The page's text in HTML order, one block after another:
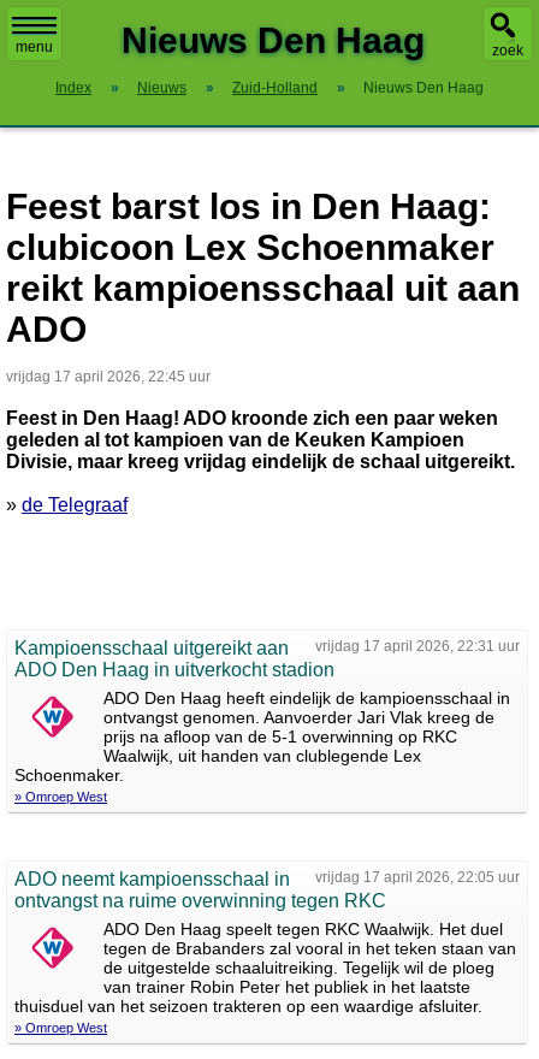
menu zoek
Nieuws Den Haag
Index » Nieuws » Zuid-Holland » Nieuws Den Haag
Feest barst los in Den Haag:
clubicoon Lex Schoenmaker
reikt kampioensschaal uit aan
ADO
vrijdag 17 april 2026, 22:45 uur
Feest in Den Haag! ADO kroonde zich een paar weken
geleden al tot kampioen van de Keuken Kampioen
Divisie, maar kreeg vrijdag eindelijk de schaal uitgereikt.
» de Telegraaf
vrijdag 17 april 2026, 22:31 uur
Kampioensschaal uitgereikt aan
ADO Den Haag in uitverkocht stadion
ADO Den Haag heeft eindelijk de kampioensschaal in
ontvangst genomen. Aanvoerder Jari Vlak kreeg de
prijs na afloop van de 5-1 overwinning op RKC
Waalwijk, uit handen van clublegende Lex
Schoenmaker.
» Omroep West
vrijdag 17 april 2026, 22:05 uur
ADO neemt kampioensschaal in
ontvangst na ruime overwinning tegen RKC
ADO Den Haag speelt tegen RKC Waalwijk. Het duel
tegen de Brabanders zal vooral in het teken staan van
de uitgestelde schaaluitreiking. Tegelijk wil de ploeg
van trainer Robin Peter het publiek in het laatste
thuisduel van het seizoen trakteren op een waardige afsluiter.
» Omroep West